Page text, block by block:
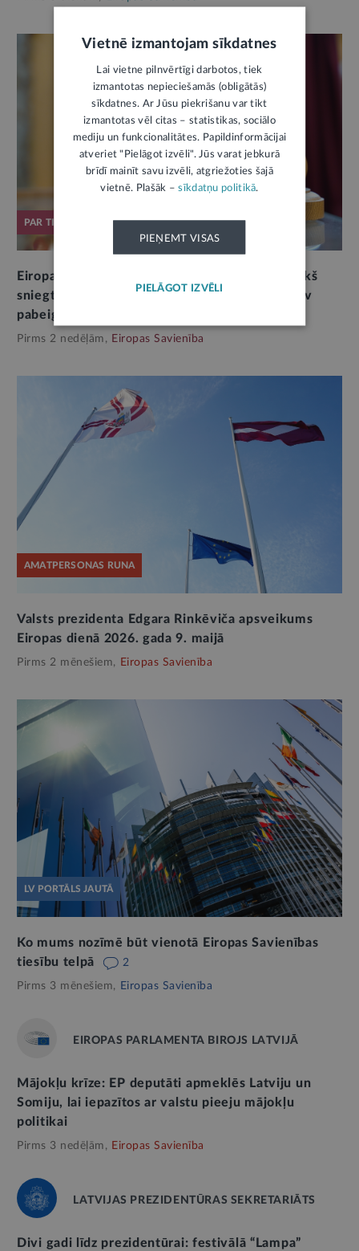
PAR TIESLIETU SISTĒMU
Eiropas Komisija par tiesiskumu Latvijā: iepriekš
sniegto rekomendāciju procesi uzsākti, bet nav
pabeigti (I)
Pirms 2 nedēļām, Eiropas Savienība
AMATPERSONAS RUNA
Valsts prezidenta Edgara Rinkēviča apsveikums
Eiropas dienā 2026. gada 9. maijā
Pirms 2 mēnešiem, Eiropas Savienība
LV PORTĀLS JAUTĀ
Ko mums nozīmē būt vienotā Eiropas Savienības
tiesību telpā
2
Pirms 3 mēnešiem, Eiropas Savienība
EIROPAS PARLAMENTA BIROJS LATVIJĀ
Mājokļu krīze: EP deputāti apmeklēs Latviju un
Somiju, lai iepazītos ar valstu pieeju mājokļu
politikai
Pirms 3 nedēļām, Eiropas Savienība
LATVIJAS PREZIDENTŪRAS SEKRETARIĀTS
Divi gadi līdz prezidentūrai: festivālā “Lampa”
Vietnē izmantojam sīkdatnes
Lai vietne pilnvērtīgi darbotos, tiek
izmantotas nepieciešamās (obligātās)
sīkdatnes. Ar Jūsu piekrišanu var tikt
izmantotas vēl citas – statistikas, sociālo
mediju un funkcionalitātes. Papildinformācijai
atveriet "Pielāgot izvēli". Jūs varat jebkurā
brīdī mainīt savu izvēli, atgriežoties šajā
vietnē. Plašāk –sīkdatņu politikā.
PIEŅEMT VISAS
PIELĀGOT IZVĒLI